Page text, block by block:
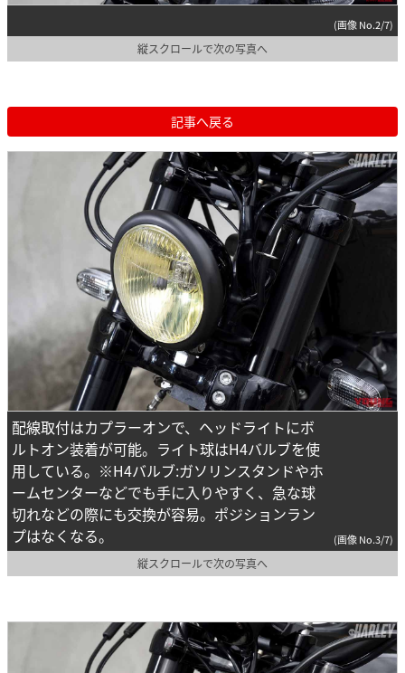
(画像 No.2/7)
縦スクロールで次の写真へ
記事へ戻る
配線取付はカプラーオンで、ヘッドライトにボ
ルトオン装着が可能。ライト球はH4バルブを使
用している。※H4バルブ:ガソリンスタンドやホ
ームセンターなどでも手に入りやすく、急な球
切れなどの際にも交換が容易。ポジションラン
プはなくなる。
(画像 No.3/7)
縦スクロールで次の写真へ